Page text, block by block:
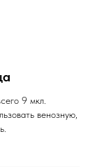
9 мкл.
венозную,